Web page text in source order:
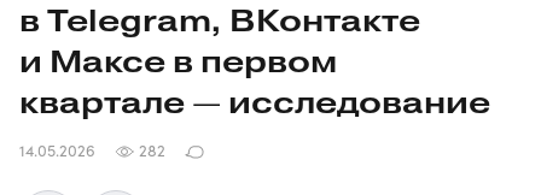
в Telegram, ВКонтакте
и Максе в первом
квартале — исследование
14.05.2026 282